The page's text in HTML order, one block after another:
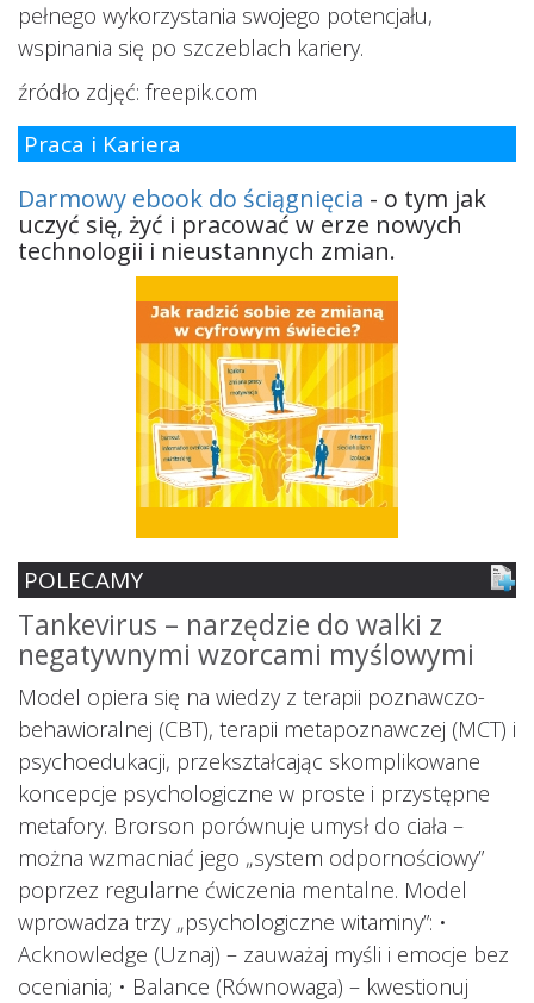
pełnego wykorzystania swojego potencjału,
wspinania się po szczeblach kariery.
źródło zdjęć: freepik.com
Praca i Kariera
Darmowy ebook do ściągnięcia - o tym jak
uczyć się, żyć i pracować w erze nowych
technologii i nieustannych zmian.
POLECAMY
Tankevirus – narzędzie do walki z
negatywnymi wzorcami myślowymi
Model opiera się na wiedzy z terapii poznawczo-
behawioralnej (CBT), terapii metapoznawczej (MCT) i
psychoedukacji, przekształcając skomplikowane
koncepcje psychologiczne w proste i przystępne
metafory. Brorson porównuje umysł do ciała –
można wzmacniać jego „system odpornościowy”
poprzez regularne ćwiczenia mentalne. Model
wprowadza trzy „psychologiczne witaminy”: •
Acknowledge (Uznaj) – zauważaj myśli i emocje bez
oceniania; • Balance (Równowaga) – kwestionuj